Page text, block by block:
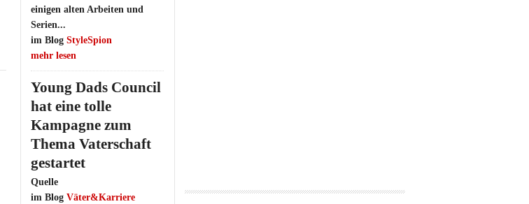
einigen alten Arbeiten und
Serien...
im Blog StyleSpion
mehr lesen
Young Dads Council
hat eine tolle
Kampagne zum
Thema Vaterschaft
gestartet
Quelle
im Blog Väter&Karriere